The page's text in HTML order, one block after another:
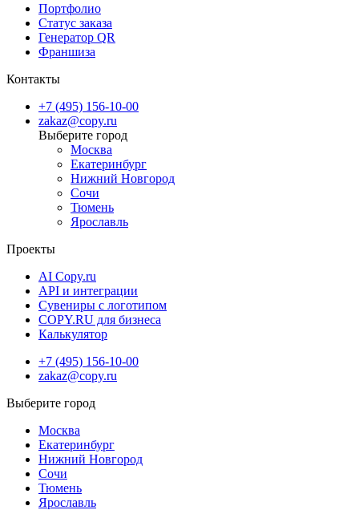
Портфолио
Статус заказа
Генератор QR
Франшиза
Контакты
+7 (495) 156-10-00
zakaz@copy.ru
Москва
Екатеринбург
Нижний Новгород
Сочи
Тюмень
Ярославль
Проекты
AI Copy.ru
API и интеграции
Сувениры с логотипом
COPY.RU для бизнеса
Калькулятор
+7 (495) 156-10-00
zakaz@copy.ru
Москва
Екатеринбург
Нижний Новгород
Сочи
Тюмень
Ярославль